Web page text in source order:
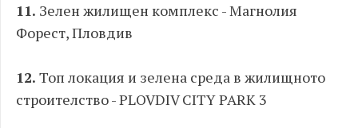
11. Зелен жилищен комплекс - Магнолия
Форест, Пловдив
12. Топ локация и зелена среда в жилищното
строителство - PLOVDIV CITY PARK 3